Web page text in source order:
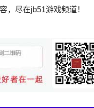
，尽在jb51游戏频道！